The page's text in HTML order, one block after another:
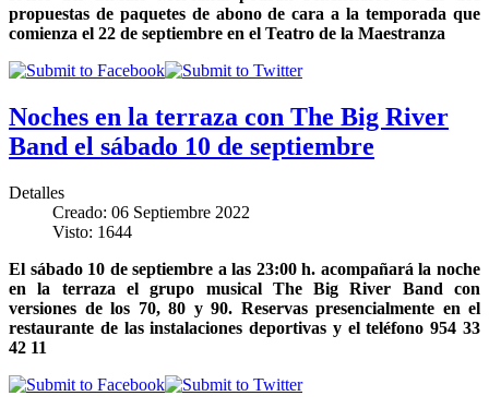
propuestas de paquetes de abono de cara a la temporada que
comienza el 22 de septiembre en el Teatro de la Maestranza
Noches en la terraza con The Big River
Band el sábado 10 de septiembre
Detalles
Creado: 06 Septiembre 2022
Visto: 1644
El sábado 10 de septiembre a las 23:00 h. acompañará la noche
en la terraza el grupo musical The Big River Band con
versiones de los 70, 80 y 90. Reservas presencialmente en el
restaurante de las instalaciones deportivas y el teléfono 954 33
42 11